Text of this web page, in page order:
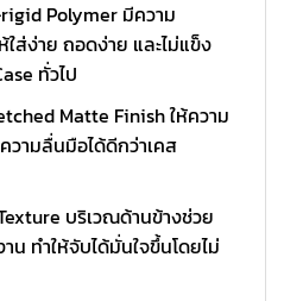
Polymer มีความ
ส่ง่าย ถอดง่าย และไม่แข็ง
ทั่วไป
Matte Finish ให้ความ
วามลื่นมือได้ดีกว่าเคส
บริเวณด้านข้างช่วย
น ทำให้จับได้มั่นใจขึ้นโดยไม่